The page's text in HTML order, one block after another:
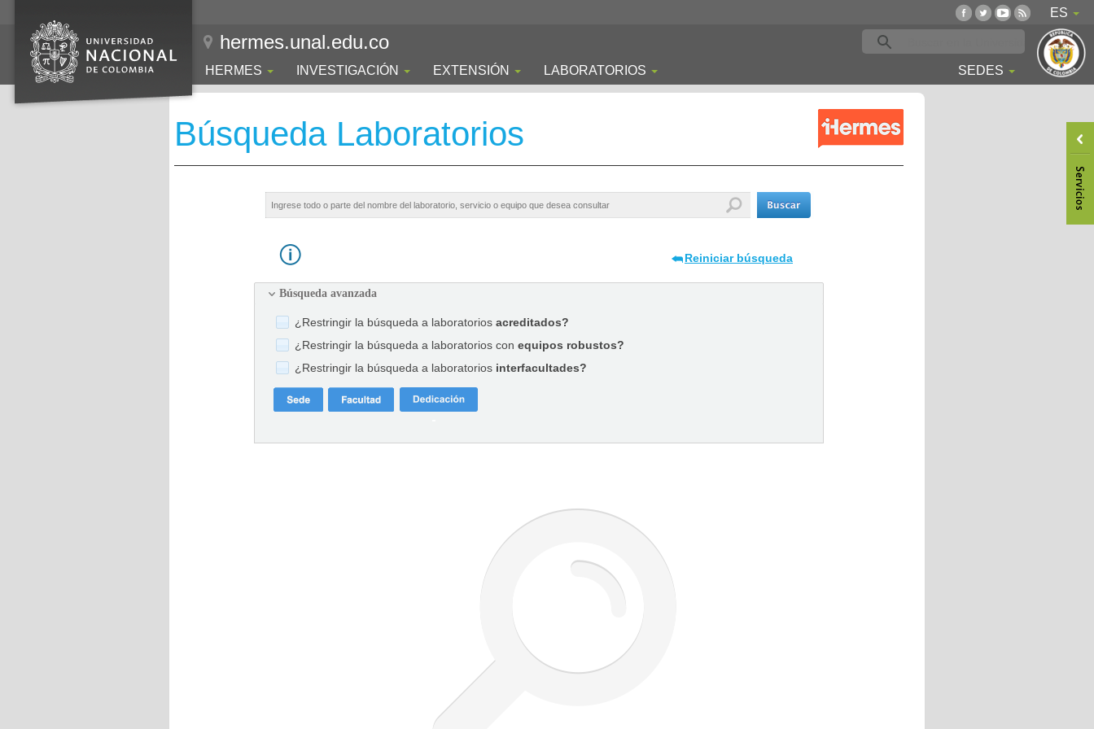
ES
hermes.unal.edu.co
HERMES INVESTIGACIÓN EXTENSIÓN LABORATORIOS SEDES
Búsqueda Laboratorios
Reiniciar búsqueda
Búsqueda avanzada
¿Restringir la búsqueda a laboratorios acreditados?
¿Restringir la búsqueda a laboratorios con equipos robustos?
¿Restringir la búsqueda a laboratorios interfacultades?